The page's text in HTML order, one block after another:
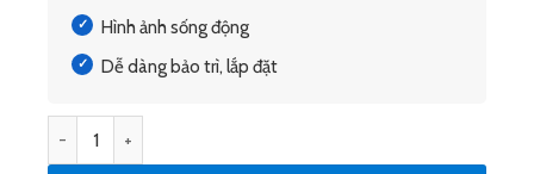
Hình ảnh sống động
Dễ dàng bảo trì, lắp đặt